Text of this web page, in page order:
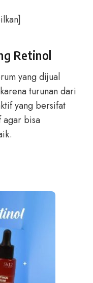
]
Retinol
yang dijual
turunan dari
yang bersifat
agar bisa